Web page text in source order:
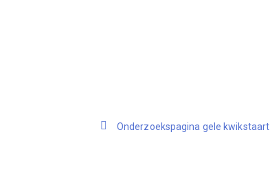
Onderzoekspagina gele kwikstaart